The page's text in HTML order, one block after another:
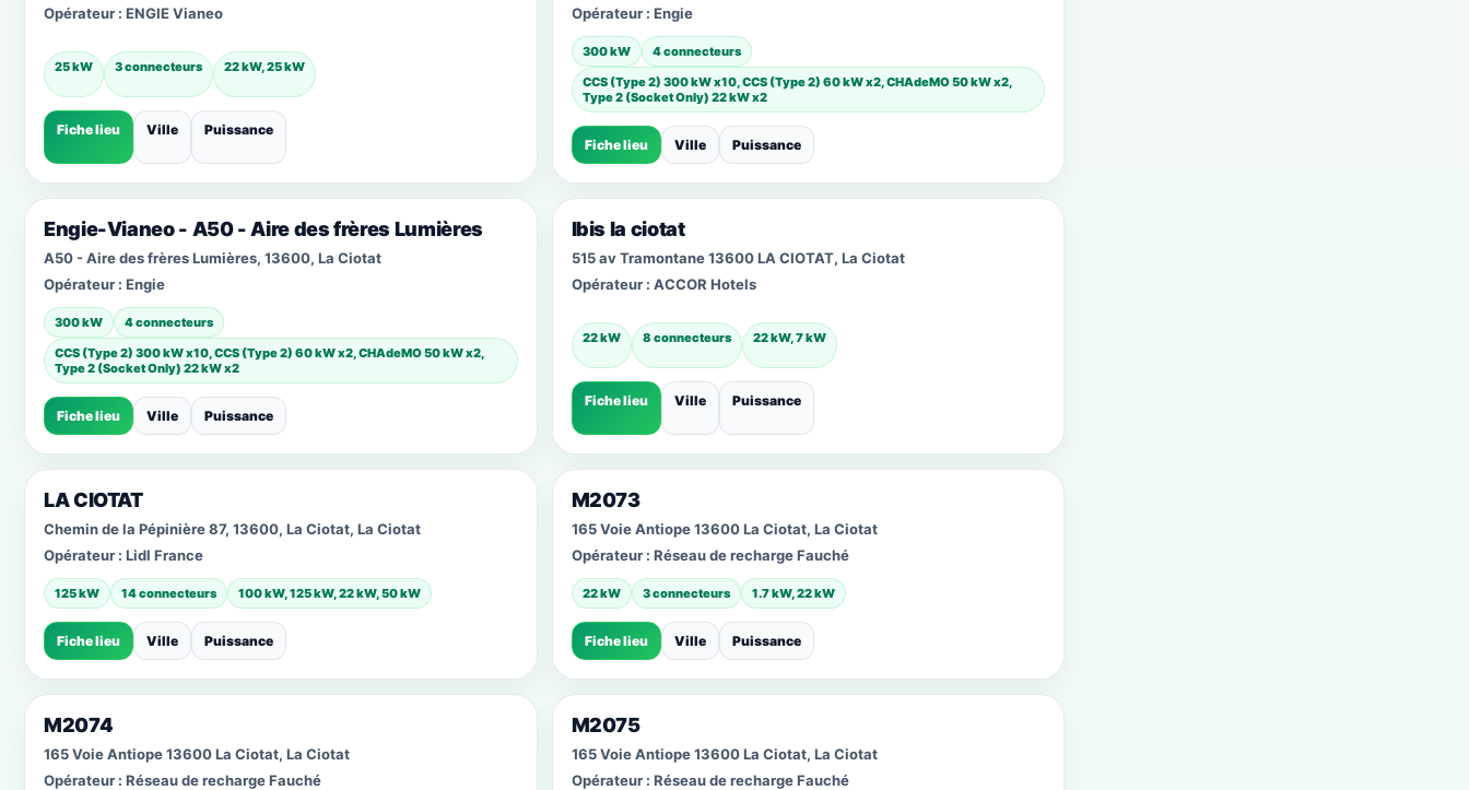
Opérateur : ENGIE Vianeo
25 kW 3 connecteurs 22 kW, 25 kW
Fiche lieu Ville Puissance
Opérateur : Engie
300 kW
4 connecteurs
CCS (Type 2) 300 kW x10, CCS (Type 2) 60 kW x2, CHAdeMO 50 kW x2,
Type 2 (Socket Only) 22 kW x2
Fiche lieu Ville Puissance
Engie-Vianeo - A50 - Aire des frères Lumières
A50 - Aire des frères Lumières, 13600, La Ciotat
Opérateur : Engie
300 kW
4 connecteurs
CCS (Type 2) 300 kW x10, CCS (Type 2) 60 kW x2, CHAdeMO 50 kW x2,
Type 2 (Socket Only) 22 kW x2
Fiche lieu Ville Puissance
Ibis la ciotat
515 av Tramontane 13600 LA CIOTAT, La Ciotat
Opérateur : ACCOR Hotels
22 kW 8 connecteurs 22 kW, 7 kW
Fiche lieu Ville Puissance
LA CIOTAT
Chemin de la Pépinière 87, 13600, La Ciotat, La Ciotat
Opérateur : Lidl France
125 kW 14 connecteurs 100 kW, 125 kW, 22 kW, 50 kW
Fiche lieu Ville Puissance
M2073
165 Voie Antiope 13600 La Ciotat, La Ciotat
Opérateur : Réseau de recharge Fauché
22 kW 3 connecteurs 1.7 kW, 22 kW
Fiche lieu Ville Puissance
M2074
165 Voie Antiope 13600 La Ciotat, La Ciotat
Opérateur : Réseau de recharge Fauché
M2075
165 Voie Antiope 13600 La Ciotat, La Ciotat
Opérateur : Réseau de recharge Fauché